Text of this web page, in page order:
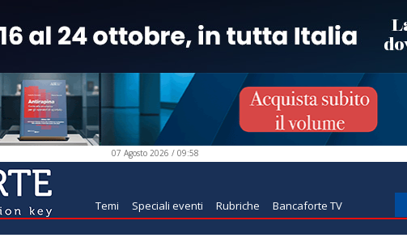
07 Agosto 2026 / 09:58
Temi Speciali eventi Rubriche Bancaforte TV